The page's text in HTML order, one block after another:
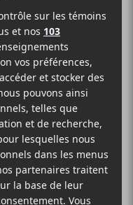
la Bourse RIDEAU.